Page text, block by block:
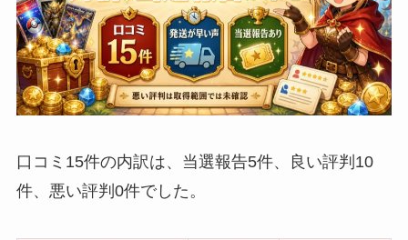
口コミ15件の内訳は、当選報告5件、良い評判10
件、悪い評判0件でした。